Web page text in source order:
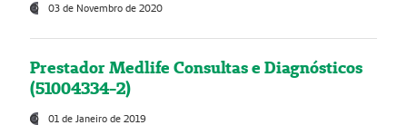
03 de Novembro de 2020
Prestador Medlife Consultas e Diagnósticos
(51004334-2)
01 de Janeiro de 2019